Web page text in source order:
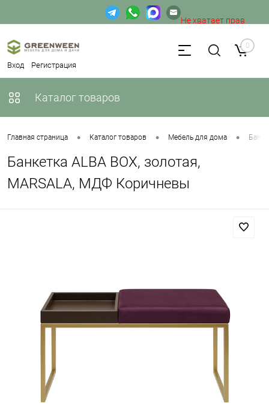
Вход Регистрация
Не хватает прав
доступа к веб-форме. 0
Каталог товаров
Главная страница • Каталог товаров • Мебель для дома •
Банкетка ALBA BOX, золотая,
MARSALA, МДФ Коричневы